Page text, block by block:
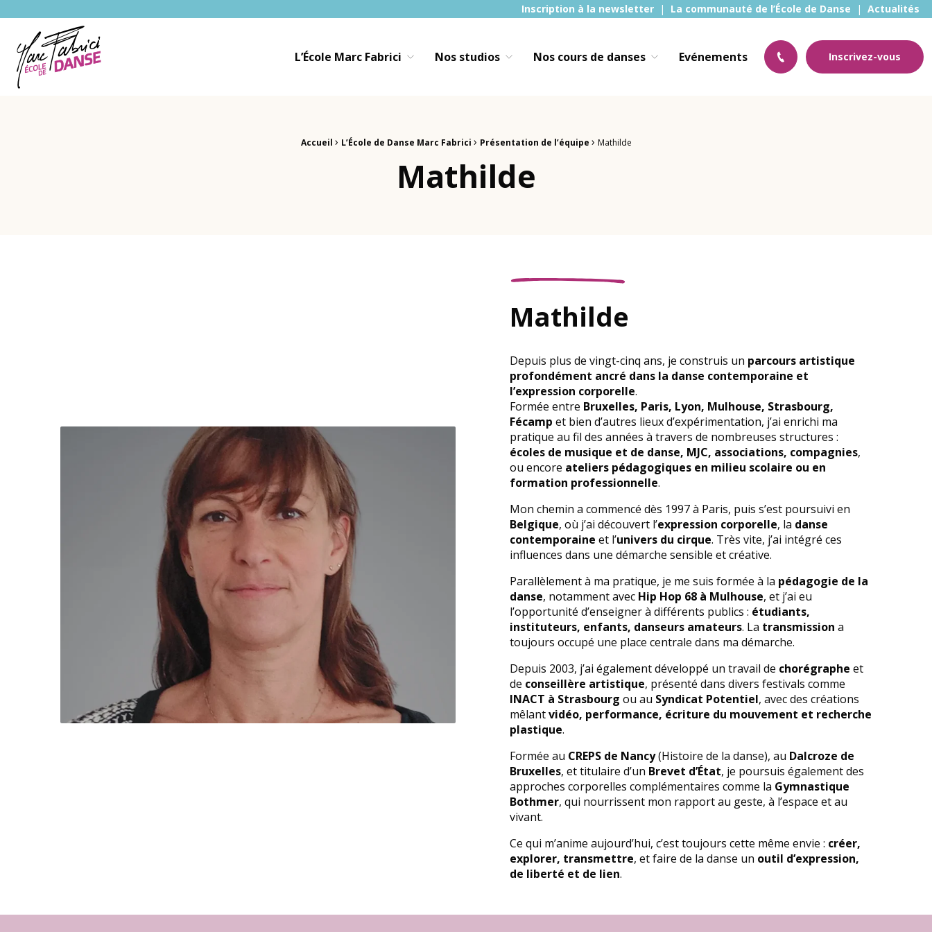
Inscription à la newsletter La communauté de l’École de Danse Actualités
Ecole Danse Mulhouse Ecole de danse à Mulhouse
L’École Marc Fabrici
Nos studios Nos cours de danses Evénements Inscrivez-vous
Accueil › L’École de Danse Marc Fabrici › Présentation de l’équipe › Mathilde
Mathilde
Mathilde
Depuis plus de vingt-cinq ans, je construis un parcours artistique
profondément ancré dans la danse contemporaine et
l’expression corporelle.
Formée entre Bruxelles, Paris, Lyon, Mulhouse, Strasbourg,
Fécamp et bien d’autres lieux d’expérimentation, j’ai enrichi ma
pratique au fil des années à travers de nombreuses structures :
écoles de musique et de danse, MJC, associations, compagnies,
ou encore ateliers pédagogiques en milieu scolaire ou en
formation professionnelle.
Mon chemin a commencé dès 1997 à Paris, puis s’est poursuivi en
Belgique, où j’ai découvert l’expression corporelle, la danse
contemporaine et l’univers du cirque. Très vite, j’ai intégré ces
influences dans une démarche sensible et créative.
Parallèlement à ma pratique, je me suis formée à la pédagogie de la
danse, notamment avec Hip Hop 68 à Mulhouse, et j’ai eu
l’opportunité d’enseigner à différents publics : étudiants,
instituteurs, enfants, danseurs amateurs. La transmission a
toujours occupé une place centrale dans ma démarche.
Depuis 2003, j’ai également développé un travail de chorégraphe et
de conseillère artistique, présenté dans divers festivals comme
INACT à Strasbourg ou au Syndicat Potentiel, avec des créations
mêlantvidéo, performance, écriture du mouvement et recherche
plastique.
Formée au CREPS de Nancy(Histoire de la danse), au Dalcroze de
Bruxelles, et titulaire d’un Brevet d’État, je poursuis également des
approches corporelles complémentaires comme la Gymnastique
Bothmer, qui nourrissent mon rapport au geste, à l’espace et au
vivant.
Ce qui m’anime aujourd’hui, c’est toujours cette même envie : créer,
explorer, transmettre, et faire de la danse un outil d’expression,
de liberté et de lien.